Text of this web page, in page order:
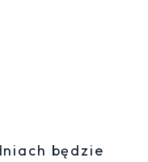
będzie